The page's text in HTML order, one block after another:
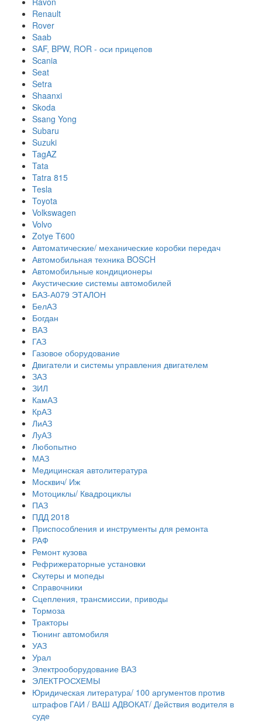
Renault
Rover
Saab
SAF, BPW, ROR - оси прицепов
Scania
Seat
Setra
Shaanxi
Skoda
Ssang Yong
Subaru
Suzuki
TagAZ
Tata
Tatra 815
Tesla
Toyota
Volkswagen
Volvo
Zotye T600
Автоматические/ механические коробки передач
Автомобильная техника BOSCH
Автомобильные кондиционеры
Акустические системы автомобилей
БАЗ-А079 ЭТАЛОН
БелАЗ
Богдан
ВАЗ
ГАЗ
Газовое оборудование
Двигатели и системы управления двигателем
ЗАЗ
ЗИЛ
КамАЗ
КрАЗ
ЛиАЗ
ЛуАЗ
Любопытно
МАЗ
Медицинская автолитература
Москвич/ Иж
Мотоциклы/ Квадроциклы
ПАЗ
ПДД 2018
Приспособления и инструменты для ремонта
РАФ
Ремонт кузова
Рефрижераторные установки
Скутеры и мопеды
Справочники
Сцепления, трансмиссии, приводы
Тормоза
Тракторы
Тюнинг автомобиля
УАЗ
Урал
Электрооборудование ВАЗ
ЭЛЕКТРОСХЕМЫ
Юридическая литература/ 100 аргументов против
штрафов ГАИ / ВАШ АДВОКАТ/ Действия водителя в
суде